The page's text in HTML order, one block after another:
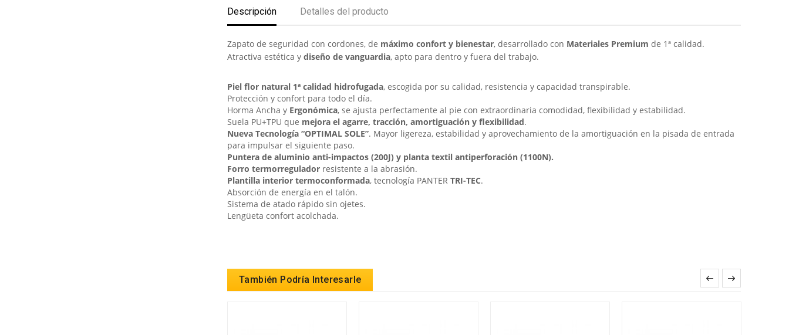
Descripción Detalles del producto
Zapato de seguridad con cordones, de máximo confort y bienestar, desarrollado con Materiales Premium de 1ª calidad.
Atractiva estética y diseño de vanguardia, apto para dentro y fuera del trabajo.
Piel flor natural 1ª calidad hidrofugada, escogida por su calidad, resistencia y capacidad transpirable.
Protección y confort para todo el día.
Horma Ancha y Ergonómica, se ajusta perfectamente al pie con extraordinaria comodidad, flexibilidad y estabilidad.
Suela PU+TPU que mejora el agarre, tracción, amortiguación y flexibilidad.
Nueva Tecnología “OPTIMAL SOLE”. Mayor ligereza, estabilidad y aprovechamiento de la amortiguación en la pisada de entrada
para impulsar el siguiente paso.
Puntera de aluminio anti-impactos (200J) y planta textil antiperforación (1100N).
Forro termorregulador resistente a la abrasión.
Plantilla interior termoconformada, tecnología PANTER TRI-TEC.
Absorción de energía en el talón.
Sistema de atado rápido sin ojetes.
Lengüeta confort acolchada.
También Podría Interesarle